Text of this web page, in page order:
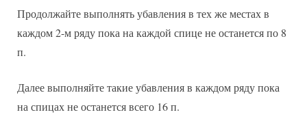
Продолжайте выполнять убавления в тех же местах в
каждом 2-м ряду пока на каждой спице не останется по 8
п.
Далее выполняйте такие убавления в каждом ряду пока
на спицах не останется всего 16 п.